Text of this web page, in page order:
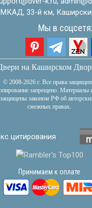
33-й км,
Мы в
на Каширском
© 2008-2026 г. Все права
запрещено. Материалы
защищены законом РФ об
смежных правах.
Принимаем к оплате